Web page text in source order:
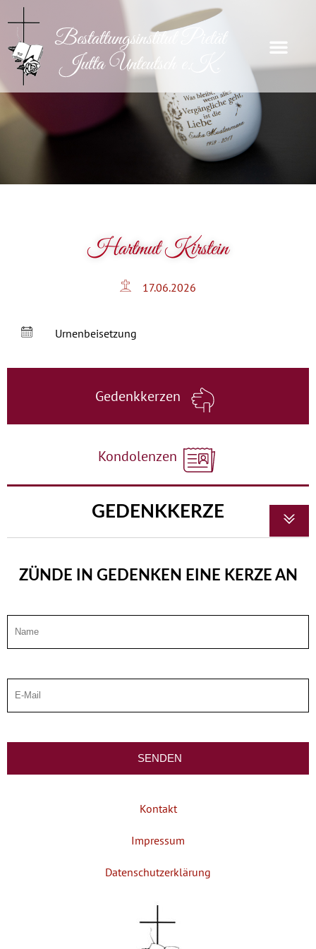
Hartmut Kirstein
17.06.2026
Urnenbeisetzung
Gedenkkerzen
Kondolenzen
GEDENKKERZE
ZÜNDE IN GEDENKEN EINE KERZE AN
Kontakt
Impressum
Datenschutzerklärung